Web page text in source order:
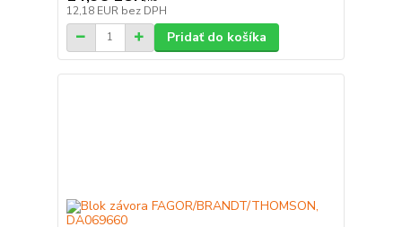
12,18 EUR bez DPH
Pridať do košíka